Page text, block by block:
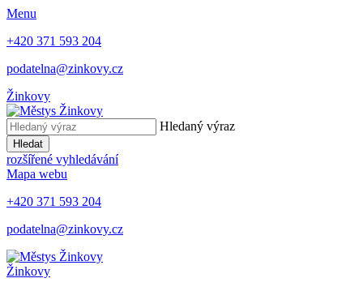
Menu
+420 371 593 204
podatelna@zinkovy.cz
Žinkovy
Hledaný výraz
Hledat
rozšířené vyhledávání
Mapa webu
+420 371 593 204
podatelna@zinkovy.cz
Žinkovy